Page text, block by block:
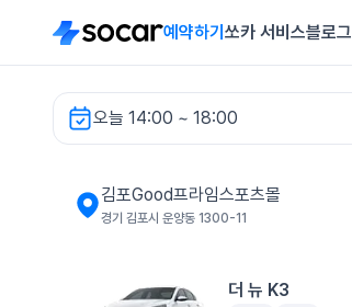
예약하기 쏘카 서비스블로그
오늘 14:00 ~ 18:00
김포Good프라임스포츠몰
경기 김포시 운양동 1300-11
더 뉴 K3